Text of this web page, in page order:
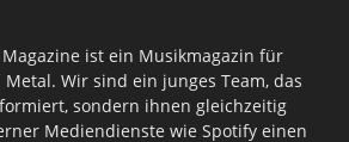
ist ein Musikmagazin für
Wir sind ein junges Team, das
sondern ihnen gleichzeitig
Mediendienste wie Spotify einen